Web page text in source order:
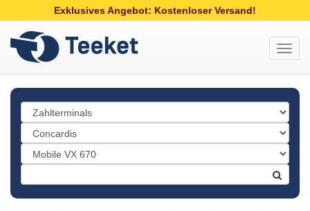
Exklusives Angebot: Kostenloser Versand!